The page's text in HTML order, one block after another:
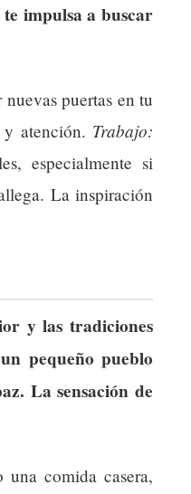
impulsa a buscar
puertas en tu
atención. Trabajo:
especialmente si
La inspiración
y las tradiciones
pequeño pueblo
La sensación de
comida casera,